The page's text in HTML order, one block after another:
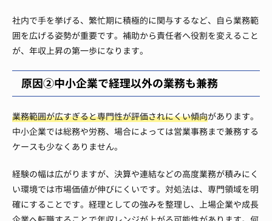
社内で手を挙げる、繁忙期に積極的に関与するなど、自ら業務範
囲を広げる姿勢が重要です。補助から責任者へ役割を変えること
が、年収上昇の第一歩になります。
原因②中小企業で経理以外の業務も兼務
業務範囲が広すぎると専門性が評価されにくい傾向があります。
中小企業では総務や労務、場合によっては営業事務まで兼務する
ケースも少なくありません。
経験の幅は広がりますが、決算や連結などの高度業務が積みにく
い環境では市場価値が伸びにくいです。対処法は、専門領域を明
確にすることです。経理としての強みを整理し、上場企業や成長